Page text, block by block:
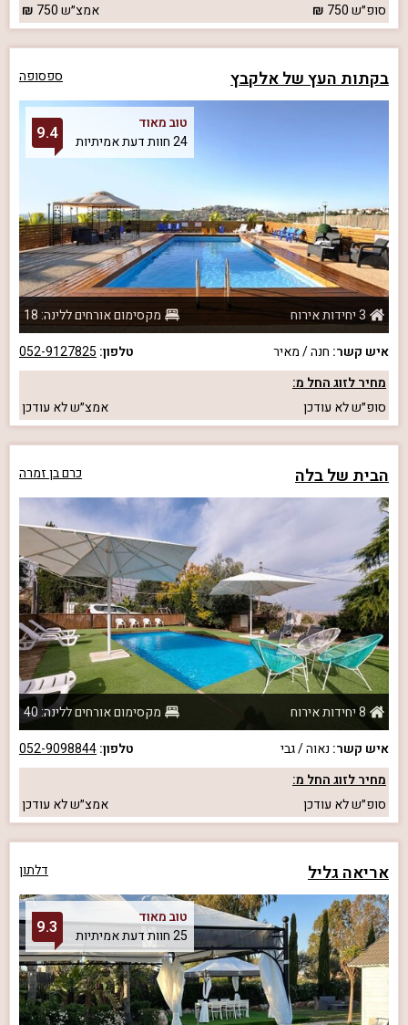
סופ״ש750 אמצ״ש750
בקתות העץ של אלקבץ ספסופה
טוב מאוד
24 חוות דעת אמיתיות
9.4
3 יחידות אירוח
מקסימום אורחים ללינה: 18
איש קשר: חנה / מאיר טלפון: 052-9127825
מחיר לזוג החל מ:
סופ״שלא עודכן אמצ״שלא עודכן
הבית של בלה כרם בן זמרה
8 יחידות אירוח
מקסימום אורחים ללינה: 40
איש קשר: נאוה / גבי טלפון:052-9098844
מחיר לזוג החל מ:
סופ״שלא עודכן אמצ״שלא עודכן
אריאה גליל דלתון
טוב מאוד
25 חוות דעת אמיתיות
9.3